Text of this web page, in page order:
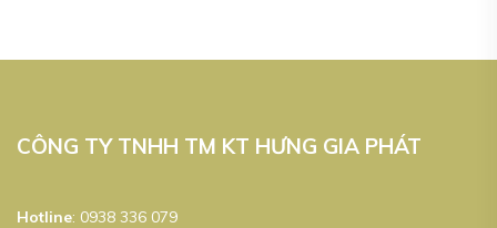
CÔNG TY TNHH TM KT HƯNG GIA PHÁT
Hotline: 0938 336 079